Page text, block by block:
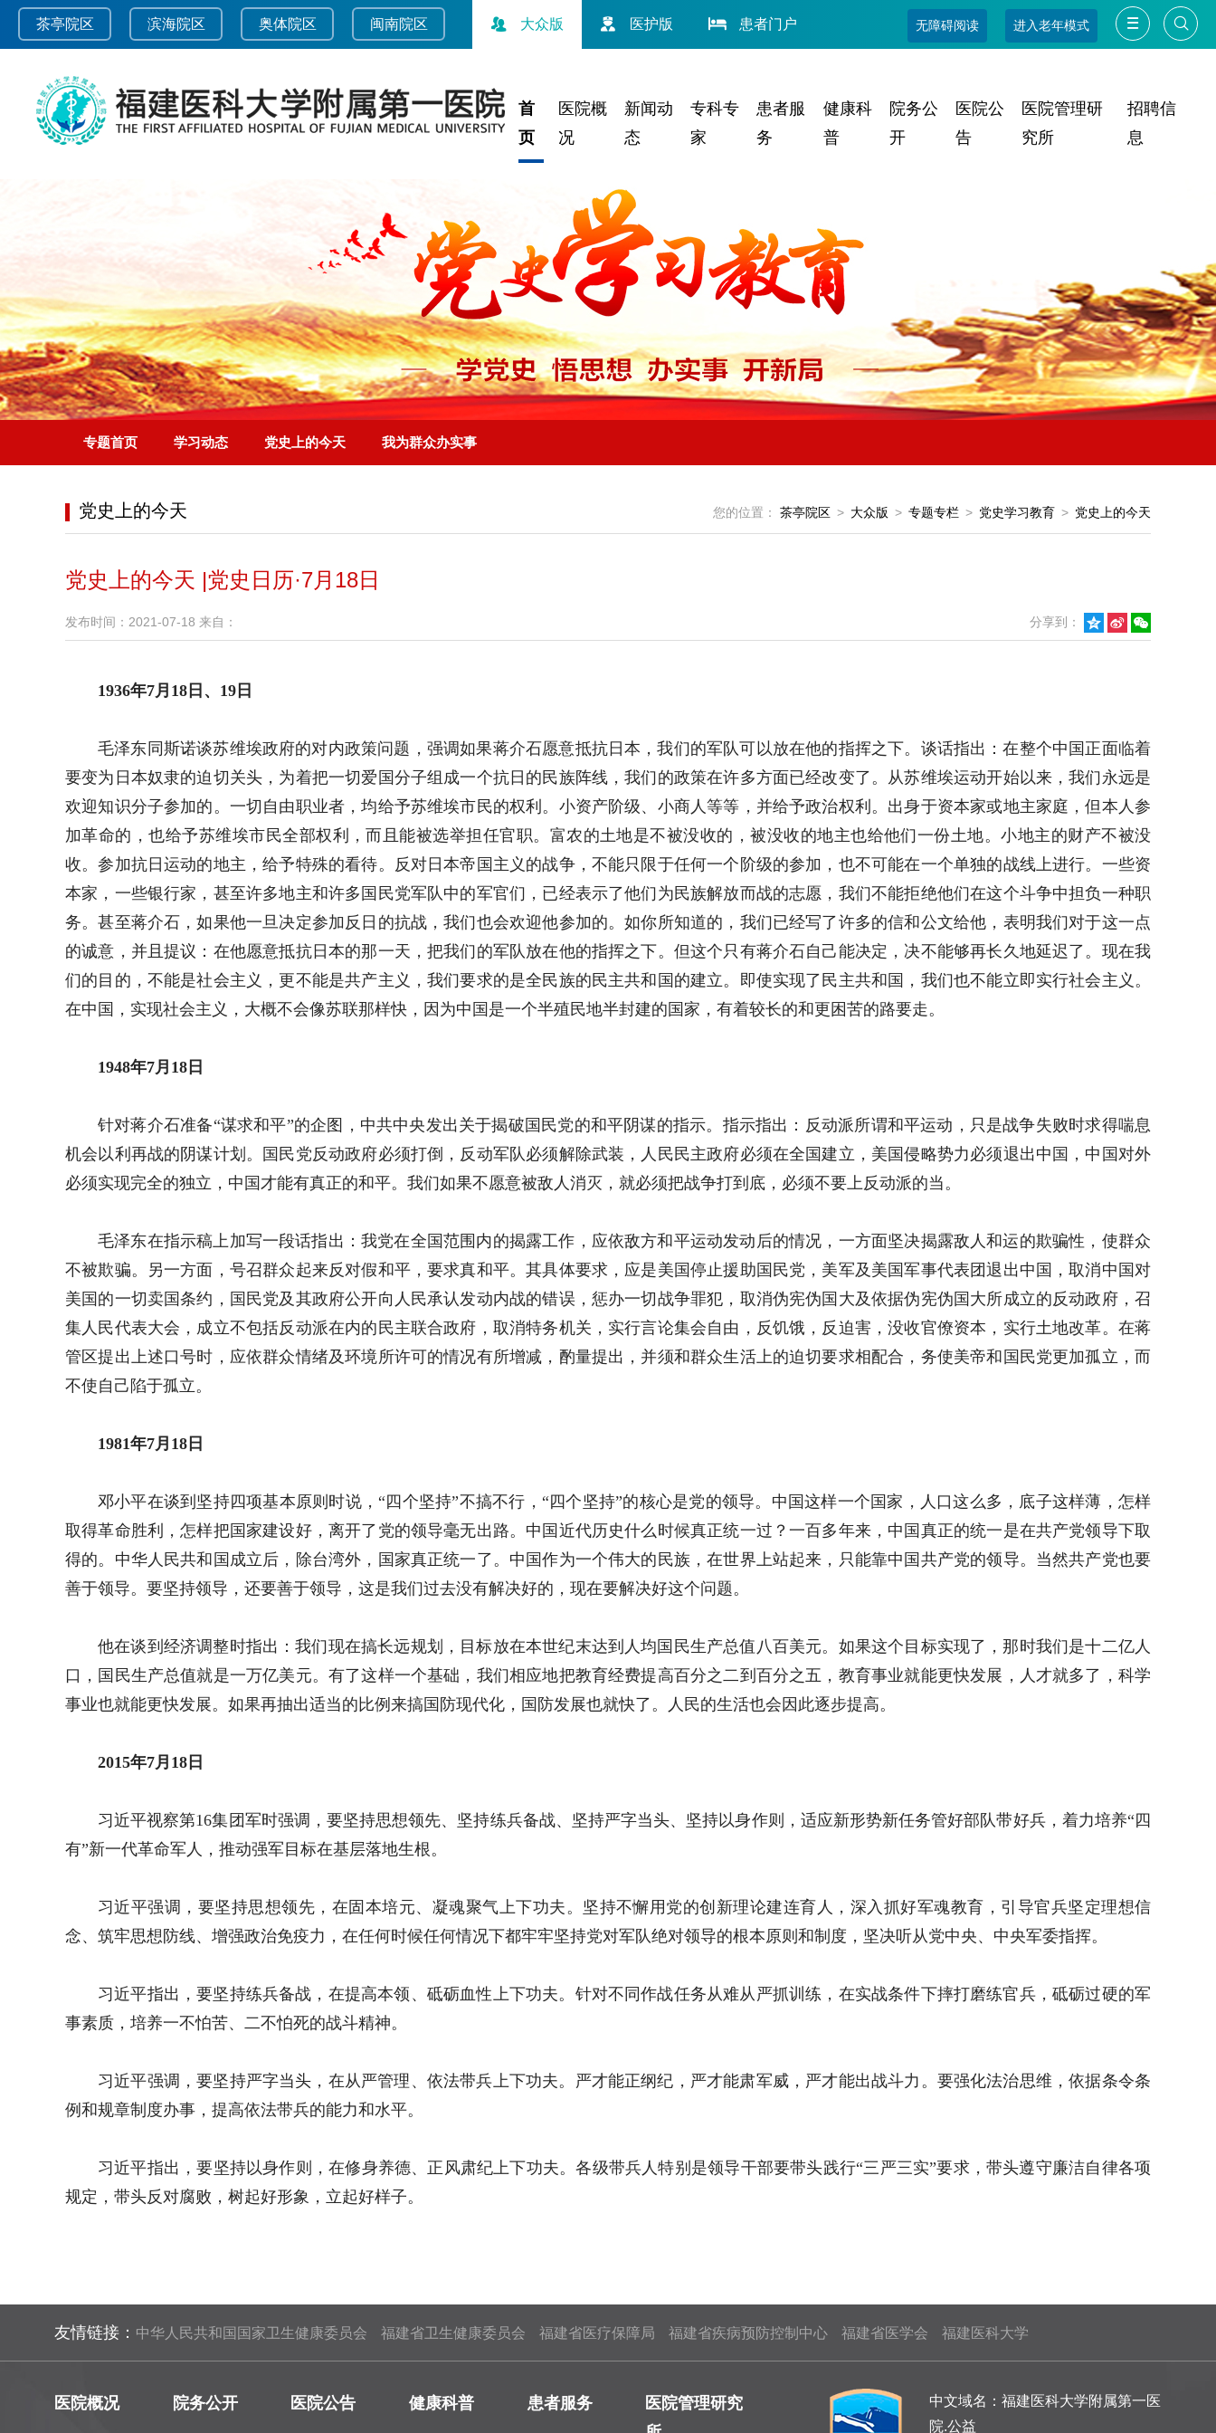
茶亭院区 滨海院区 奥体院区 闽南院区 大众版 医护版 患者门户 无障碍阅读 进入老年模式
首
页
医院概
况
新闻动
态
专科专
家
患者服
务
健康科
普
院务公
开
医院公
告
医院管理研
究所
招聘信
息
专题首页 学习动态 党史上的今天 我为群众办实事
党史上的今天 您的位置： 茶亭院区 > 大众版 > 专题专栏 > 党史学习教育 > 党史上的今天
党史上的今天 |党史日历·7月18日
发布时间：2021-07-18 来自： 分享到：   
1936年7月18日、19日
毛泽东同斯诺谈苏维埃政府的对内政策问题，强调如果蒋介石愿意抵抗日本，我们的军队可以放在他的指挥之下。谈话指出：在整个中国正面临着
要变为日本奴隶的迫切关头，为着把一切爱国分子组成一个抗日的民族阵线，我们的政策在许多方面已经改变了。从苏维埃运动开始以来，我们永远是
欢迎知识分子参加的。一切自由职业者，均给予苏维埃市民的权利。小资产阶级、小商人等等，并给予政治权利。出身于资本家或地主家庭，但本人参
加革命的，也给予苏维埃市民全部权利，而且能被选举担任官职。富农的土地是不被没收的，被没收的地主也给他们一份土地。小地主的财产不被没
收。参加抗日运动的地主，给予特殊的看待。反对日本帝国主义的战争，不能只限于任何一个阶级的参加，也不可能在一个单独的战线上进行。一些资
本家，一些银行家，甚至许多地主和许多国民党军队中的军官们，已经表示了他们为民族解放而战的志愿，我们不能拒绝他们在这个斗争中担负一种职
务。甚至蒋介石，如果他一旦决定参加反日的抗战，我们也会欢迎他参加的。如你所知道的，我们已经写了许多的信和公文给他，表明我们对于这一点
的诚意，并且提议：在他愿意抵抗日本的那一天，把我们的军队放在他的指挥之下。但这个只有蒋介石自己能决定，决不能够再长久地延迟了。现在我
们的目的，不能是社会主义，更不能是共产主义，我们要求的是全民族的民主共和国的建立。即使实现了民主共和国，我们也不能立即实行社会主义。
在中国，实现社会主义，大概不会像苏联那样快，因为中国是一个半殖民地半封建的国家，有着较长的和更困苦的路要走。
1948年7月18日
针对蒋介石准备“谋求和平”的企图，中共中央发出关于揭破国民党的和平阴谋的指示。指示指出：反动派所谓和平运动，只是战争失败时求得喘息
机会以利再战的阴谋计划。国民党反动政府必须打倒，反动军队必须解除武装，人民民主政府必须在全国建立，美国侵略势力必须退出中国，中国对外
必须实现完全的独立，中国才能有真正的和平。我们如果不愿意被敌人消灭，就必须把战争打到底，必须不要上反动派的当。
毛泽东在指示稿上加写一段话指出：我党在全国范围内的揭露工作，应依敌方和平运动发动后的情况，一方面坚决揭露敌人和运的欺骗性，使群众
不被欺骗。另一方面，号召群众起来反对假和平，要求真和平。其具体要求，应是美国停止援助国民党，美军及美国军事代表团退出中国，取消中国对
美国的一切卖国条约，国民党及其政府公开向人民承认发动内战的错误，惩办一切战争罪犯，取消伪宪伪国大及依据伪宪伪国大所成立的反动政府，召
集人民代表大会，成立不包括反动派在内的民主联合政府，取消特务机关，实行言论集会自由，反饥饿，反迫害，没收官僚资本，实行土地改革。在蒋
管区提出上述口号时，应依群众情绪及环境所许可的情况有所增减，酌量提出，并须和群众生活上的迫切要求相配合，务使美帝和国民党更加孤立，而
不使自己陷于孤立。
1981年7月18日
邓小平在谈到坚持四项基本原则时说，“四个坚持”不搞不行，“四个坚持”的核心是党的领导。中国这样一个国家，人口这么多，底子这样薄，怎样
取得革命胜利，怎样把国家建设好，离开了党的领导毫无出路。中国近代历史什么时候真正统一过？一百多年来，中国真正的统一是在共产党领导下取
得的。中华人民共和国成立后，除台湾外，国家真正统一了。中国作为一个伟大的民族，在世界上站起来，只能靠中国共产党的领导。当然共产党也要
善于领导。要坚持领导，还要善于领导，这是我们过去没有解决好的，现在要解决好这个问题。
他在谈到经济调整时指出：我们现在搞长远规划，目标放在本世纪末达到人均国民生产总值八百美元。如果这个目标实现了，那时我们是十二亿人
口，国民生产总值就是一万亿美元。有了这样一个基础，我们相应地把教育经费提高百分之二到百分之五，教育事业就能更快发展，人才就多了，科学
事业也就能更快发展。如果再抽出适当的比例来搞国防现代化，国防发展也就快了。人民的生活也会因此逐步提高。
2015年7月18日
习近平视察第16集团军时强调，要坚持思想领先、坚持练兵备战、坚持严字当头、坚持以身作则，适应新形势新任务管好部队带好兵，着力培养“四
有”新一代革命军人，推动强军目标在基层落地生根。
习近平强调，要坚持思想领先，在固本培元、凝魂聚气上下功夫。坚持不懈用党的创新理论建连育人，深入抓好军魂教育，引导官兵坚定理想信
念、筑牢思想防线、增强政治免疫力，在任何时候任何情况下都牢牢坚持党对军队绝对领导的根本原则和制度，坚决听从党中央、中央军委指挥。
习近平指出，要坚持练兵备战，在提高本领、砥砺血性上下功夫。针对不同作战任务从难从严抓训练，在实战条件下摔打磨练官兵，砥砺过硬的军
事素质，培养一不怕苦、二不怕死的战斗精神。
习近平强调，要坚持严字当头，在从严管理、依法带兵上下功夫。严才能正纲纪，严才能肃军威，严才能出战斗力。要强化法治思维，依据条令条
例和规章制度办事，提高依法带兵的能力和水平。
习近平指出，要坚持以身作则，在修身养德、正风肃纪上下功夫。各级带兵人特别是领导干部要带头践行“三严三实”要求，带头遵守廉洁自律各项
规定，带头反对腐败，树起好形象，立起好样子。
友情链接： 中华人民共和国国家卫生健康委员会 福建省卫生健康委员会 福建省医疗保障局 福建省疾病预防控制中心 福建省医学会 福建医科大学
医院概况 院务公开 医院公告 健康科普 患者服务
医院管理研究
中文域名：福建医科大学附属第一医
院.公益